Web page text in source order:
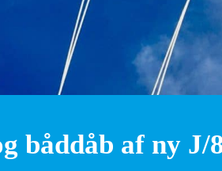
båddåb af ny J/